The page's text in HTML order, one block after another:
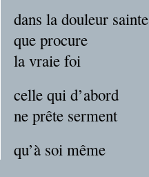
dans la douleur sainte
que procure
la vraie foi
celle qui d’abord
ne prête serment
qu’à soi même